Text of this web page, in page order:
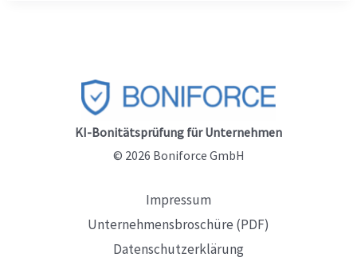
KI-Bonitätsprüfung für Unternehmen
© 2026 Boniforce GmbH
Impressum
Unternehmensbroschüre (PDF)
Datenschutzerklärung